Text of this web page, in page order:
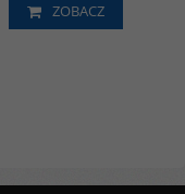
ZOBACZ